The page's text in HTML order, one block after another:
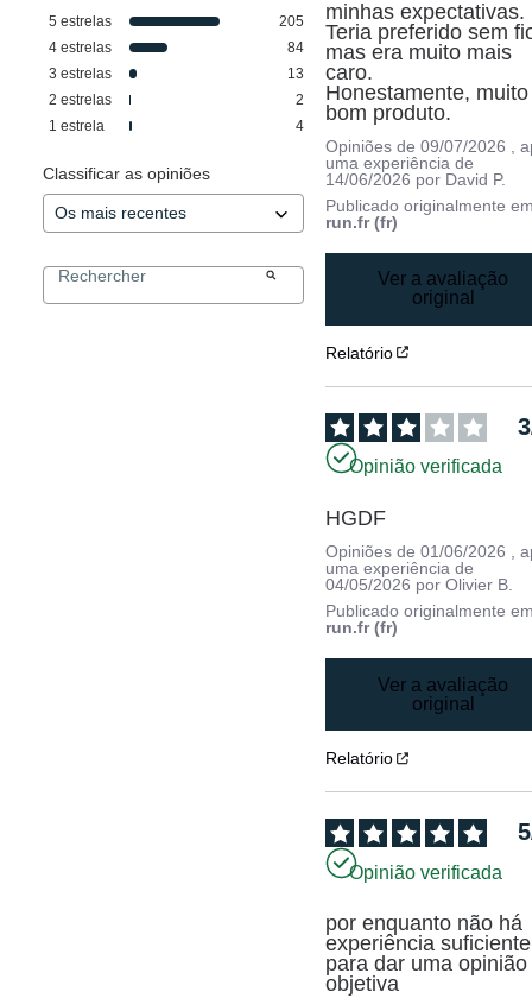
5 estrelas
205
4 estrelas
84
3 estrelas
13
2 estrelas
2
1 estrela 4
Classificar as opiniões
minhas expectativas.
Teria preferido sem
mas era muito mais
caro.
Honestamente, muito
bom produto.
Opiniões de09/07/2026
,
uma experiência de
14/06/2026 por David P.
Publicado originalmente
run.fr (fr)
Ver a avaliação
original
Relatório
3
Opinião verificada
HGDF
Opiniões de01/06/2026
,
uma experiência de
04/05/2026 porOlivier B.
Publicado originalmente
run.fr (fr)
Ver a avaliação
original
Relatório
5
Opinião verificada
por enquanto não há
experiência suficiente
para dar uma opinião
objetiva